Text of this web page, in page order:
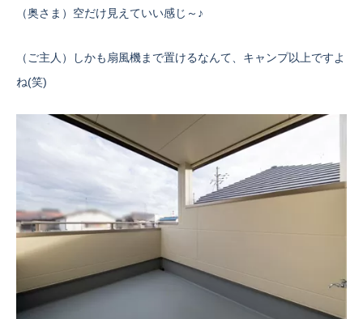
（奥さま）空だけ見えていい感じ～♪
（ご主人）しかも扇風機まで置けるなんて、キャンプ以上ですよ
ね(笑)